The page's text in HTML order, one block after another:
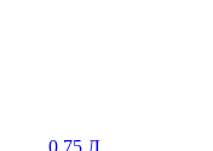
0,75 Л